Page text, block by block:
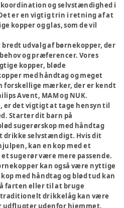
og selvstændighed i
er en vigtig trin i retning af at
kopper og glas, som de vil
udvalg af børnekopper, der
og præferencer. Vores
kopper, bløde
med håndtag og meget
forskellige mærker, der er kendt
Avent, MAM og NUK.
er det vigtigt at tage hensyn til
Starter dit barn på
sugerørskop med håndtag
drikke selvstændigt. Hvis dit
kan en kop med et
sugerør være mere passende.
kan også være nyttige
med håndtag og blød tud kan
farten eller til at bruge
traditionelt drikkelåg kan være
udenfor hjemmet.